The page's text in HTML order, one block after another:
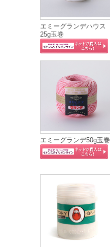
エミーグランデハウス
25g玉巻
エミーグランデ50g玉巻